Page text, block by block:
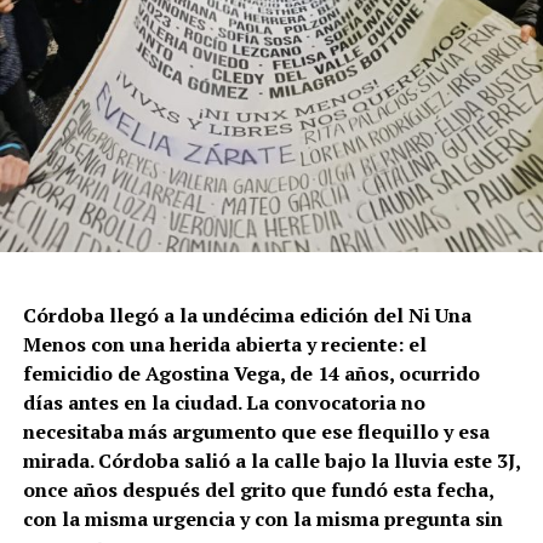
Córdoba llegó a la undécima edición del Ni Una
Menos con una herida abierta y reciente: el
femicidio de Agostina Vega, de 14 años, ocurrido
días antes en la ciudad. La convocatoria no
necesitaba más argumento que ese flequillo y esa
mirada. Córdoba salió a la calle bajo la lluvia este 3J,
once años después del grito que fundó esta fecha,
con la misma urgencia y con la misma pregunta sin